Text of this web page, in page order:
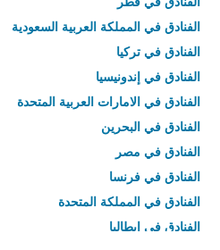
الفنادق في المملكة العربية السعودية
الفنادق في تركيا
الفنادق في إندونيسيا
الفنادق في الامارات العربية المتحدة
الفنادق في البحرين
الفنادق في مصر
الفنادق في فرنسا
الفنادق في المملكة المتحدة
الفنادق في إيطاليا